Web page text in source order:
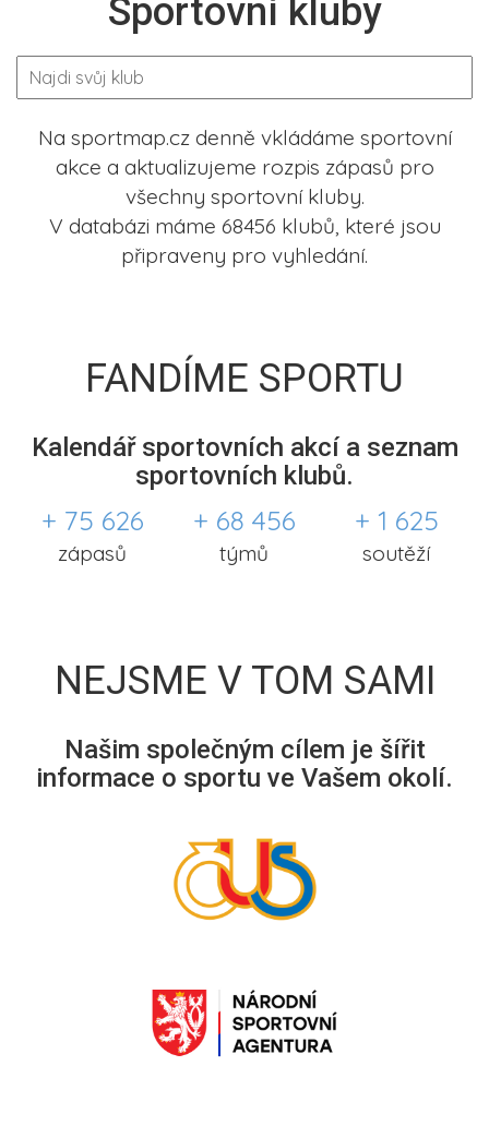
Sportovní kluby
Na sportmap.cz denně vkládáme sportovní
akce a aktualizujeme rozpis zápasů pro
všechny sportovní kluby.
V databázi máme 68456 klubů, které jsou
připraveny pro vyhledání.
FANDÍME SPORTU
Kalendář sportovních akcí a seznam
sportovních klubů.
+ 75 626
zápasů
+ 68 456
týmů
+ 1 625
soutěží
NEJSME V TOM SAMI
Našim společným cílem je šířit
informace o sportu ve Vašem okolí.